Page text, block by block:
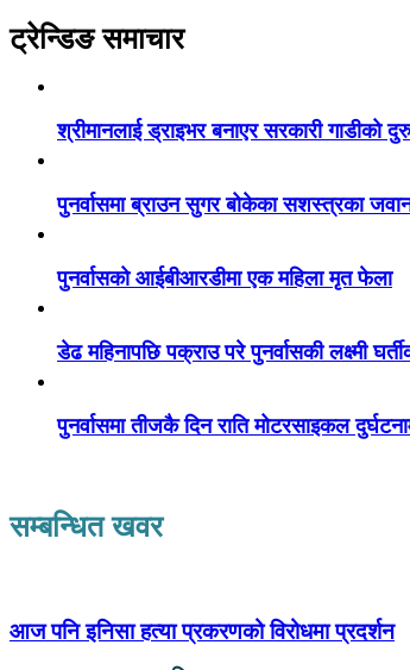
ट्रेन्डिङ समाचार
श्रीमानलाई ड्राइभर बनाएर सरकारी गाडीको
पुनर्वासमा ब्राउन सुगर बोकेका सशस्त्रका
पुनर्वासको आईबीआरडीमा एक महिला मृत फेला
डेढ महिनापछि पक्राउ परे पुनर्वासकी लक्ष्मी
पुनर्वासमा तीजकै दिन राति मोटरसाइकल
सम्बन्धित खवर
आज पनि इनिसा हत्या प्रकरणको विरोधमा प्रदर्शन